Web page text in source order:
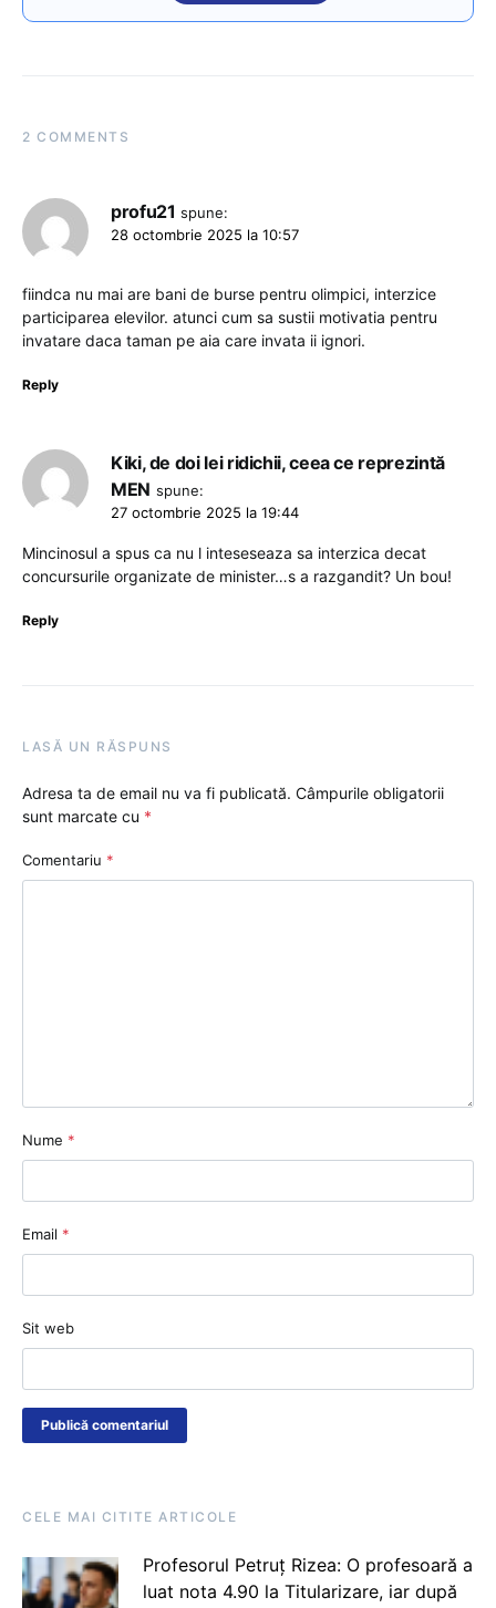
2 COMMENTS
profu21 spune:
28 octombrie 2025 la 10:57
fiindca nu mai are bani de burse pentru olimpici, interzice
participarea elevilor. atunci cum sa sustii motivatia pentru
invatare daca taman pe aia care invata ii ignori.
Reply
Kiki, de doi lei ridichii, ceea ce reprezintă
MEN spune:
27 octombrie 2025 la 19:44
Mincinosul a spus ca nu l inteseseaza sa interzica decat
concursurile organizate de minister…s a razgandit? Un bou!
Reply
LASĂ UN RĂSPUNS
Adresa ta de email nu va fi publicată. Câmpurile obligatorii
sunt marcate cu *
Comentariu *
Nume *
Email *
Sit web
CELE MAI CITITE ARTICOLE
Profesorul Petruț Rizea: O profesoară a
luat nota 4.90 la Titularizare, iar după